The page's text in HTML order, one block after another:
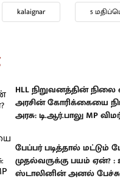
kalaignar 5
HLL நிறுவனத்தின் நிலை
அரசின் கோரிக்கையை
அரசு: டி.ஆர்.பாலு MP
பேப்பர் படித்தால் மட்டும்
முதல்வருக்கு பயம் ஏன்? :
ஸ்டாலினின் அனல் பேச்சு!